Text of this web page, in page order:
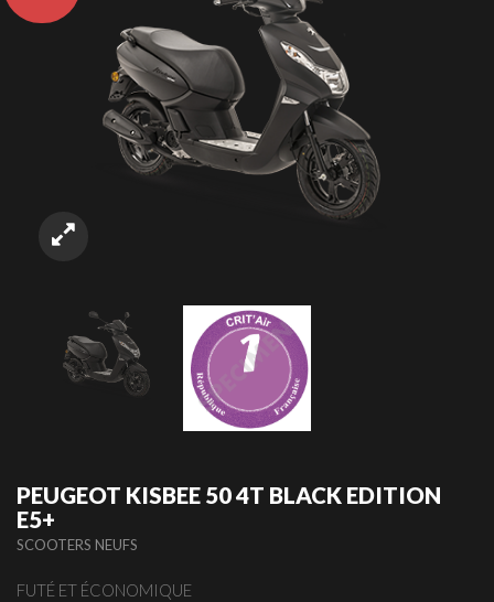
PEUGEOT KISBEE 50 4T BLACK EDITION
E5+
SCOOTERS NEUFS
FUTÉ ET ÉCONOMIQUE